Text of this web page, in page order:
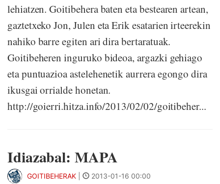
lehiatzen. Goitibehera baten eta bestearen artean,
gaztetxeko Jon, Julen eta Erik esatarien irteerekin
nahiko barre egiten ari dira bertaratuak.
Goitibeheren inguruko bideoa, argazki gehiago
eta puntuazioa astelehenetik aurrera egongo dira
ikusgai orrialde honetan.
http://goierri.hitza.info/2013/02/02/goitibeher...
Idiazabal: MAPA
GOITIBEHERAK 2013-01-16 00:00